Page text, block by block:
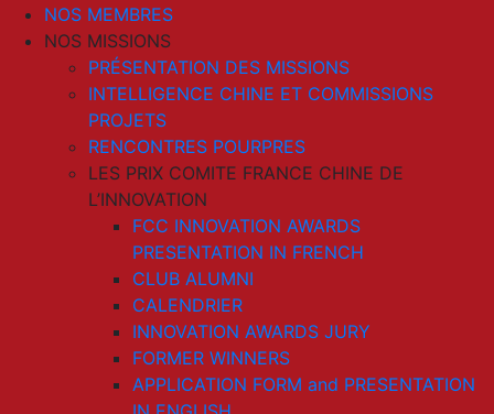
NOS MEMBRES
NOS MISSIONS
PRÉSENTATION DES MISSIONS
INTELLIGENCE CHINE ET COMMISSIONS
PROJETS
RENCONTRES POURPRES
LES PRIX COMITE FRANCE CHINE DE
L’INNOVATION
FCC INNOVATION AWARDS
PRESENTATION IN FRENCH
CLUB ALUMNI
CALENDRIER
INNOVATION AWARDS JURY
FORMER WINNERS
APPLICATION FORM and PRESENTATION